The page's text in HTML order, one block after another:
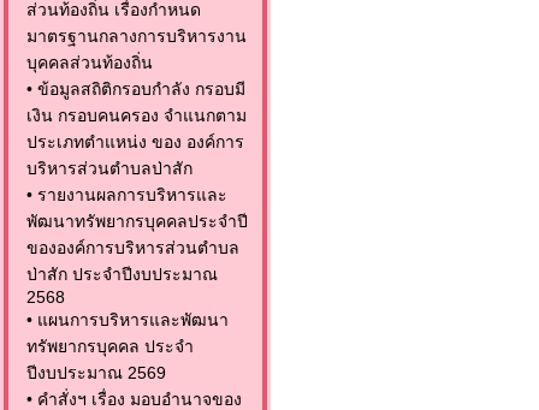
ส่วนท้องถิ่น เรื่องกำหนด
มาตรฐานกลางการบริหารงาน
บุคคลส่วนท้องถิ่น
• ข้อมูลสถิติกรอบกำลัง กรอบมี
เงิน กรอบคนครอง จำแนกตาม
ประเภทตำแหน่ง ของ องค์การ
บริหารส่วนตำบลป่าสัก
• รายงานผลการบริหารและ
พัฒนาทรัพยากรบุคคลประจำปี
ขององค์การบริหารส่วนตำบล
ป่าสัก ประจำปีงบประมาณ
2568
• แผนการบริหารและพัฒนา
ทรัพยากรบุคคล ประจำ
ปีงบประมาณ 2569
• คำสั่งฯ เรื่อง มอบอำนาจของ